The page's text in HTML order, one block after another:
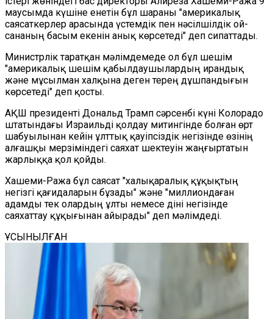
маусымда күшіне енетін бұл шараны "америкалық
саясаткерлер арасында үстемдік пен нәсілшілдік ой-
сананың басым екенін анық көрсетеді" деп сипаттады.
Министрлік таратқан мәлімдемеде ол бұл шешім
"америкалық шешім қабылдаушылардың ирандық
және мұсылман халқына деген терең дұшпандығын
көрсетеді" деп қосты.
АҚШ президенті Дональд Трамп сәрсенбі күні Колорадо
штатындағы Израильді қолдау митингінде болған өрт
шабуылынан кейін ұлттық қауіпсіздік негізінде өзінің
алғашқы мерзіміндегі саяхат шектеуін жаңғыртатын
жарлыққа қол қойды.
Хашеми-Ража бұл саясат "халықаралық құқықтың
негізгі қағидаларын бұзады" және "миллиондаған
адамды тек олардың ұлты немесе діні негізінде
саяхаттау құқығынан айырады" деп мәлімдеді.
ҰСЫНЫЛҒАН